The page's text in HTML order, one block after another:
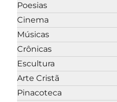
Poesias
Cinema
Músicas
Crônicas
Escultura
Arte Cristã
Pinacoteca